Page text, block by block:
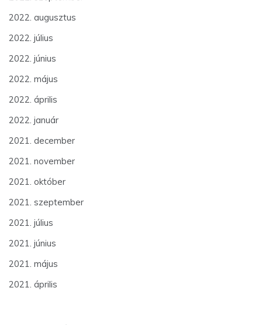
2022. augusztus
2022. július
2022. június
2022. május
2022. április
2022. január
2021. december
2021. november
2021. október
2021. szeptember
2021. július
2021. június
2021. május
2021. április